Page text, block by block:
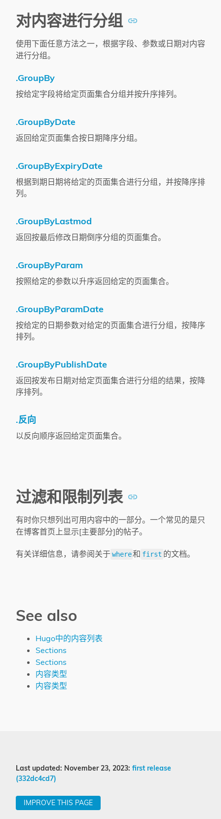
对内容进行分组
使用下面任意方法之一，根据字段、参数或日期对内容
进行分组。
.GroupBy
按给定字段将给定页面集合分组并按升序排列。
.GroupByDate
返回给定页面集合按日期降序分组。
.GroupByExpiryDate
根据到期日期将给定的页面集合进行分组，并按降序排
列。
.GroupByLastmod
返回按最后修改日期倒序分组的页面集合。
.GroupByParam
按照给定的参数以升序返回给定的页面集合。
.GroupByParamDate
按给定的日期参数对给定的页面集合进行分组，按降序
排列。
.GroupByPublishDate
返回按发布日期对给定页面集合进行分组的结果，按降
序排列。
.反向
以反向顺序返回给定页面集合。
过滤和限制列表
有时你只想列出可用内容中的一部分。一个常见的是只
在博客首页上显示[主要部分]的帖子。
有关详细信息，请参阅关于where和 first 的文档。
See also
Hugo中的内容列表
Sections
Sections
内容类型
内容类型
Last updated: November 23, 2023: first release
(332dc4cd7)
IMPROVE THIS PAGE